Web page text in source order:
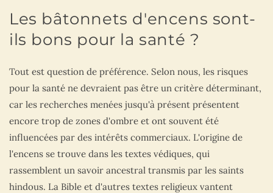
Les bâtonnets d'encens sont-
ils bons pour la santé ?
Tout est question de préférence. Selon nous, les risques
pour la santé ne devraient pas être un critère déterminant,
car les recherches menées jusqu'à présent présentent
encore trop de zones d'ombre et ont souvent été
influencées par des intérêts commerciaux. L'origine de
l'encens se trouve dans les textes védiques, qui
rassemblent un savoir ancestral transmis par les saints
hindous. La Bible et d'autres textes religieux vantent